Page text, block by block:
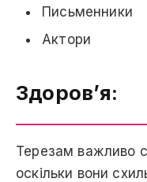
Письменники
Актори
Здоров’я:
Терезам важливо
оскільки вони